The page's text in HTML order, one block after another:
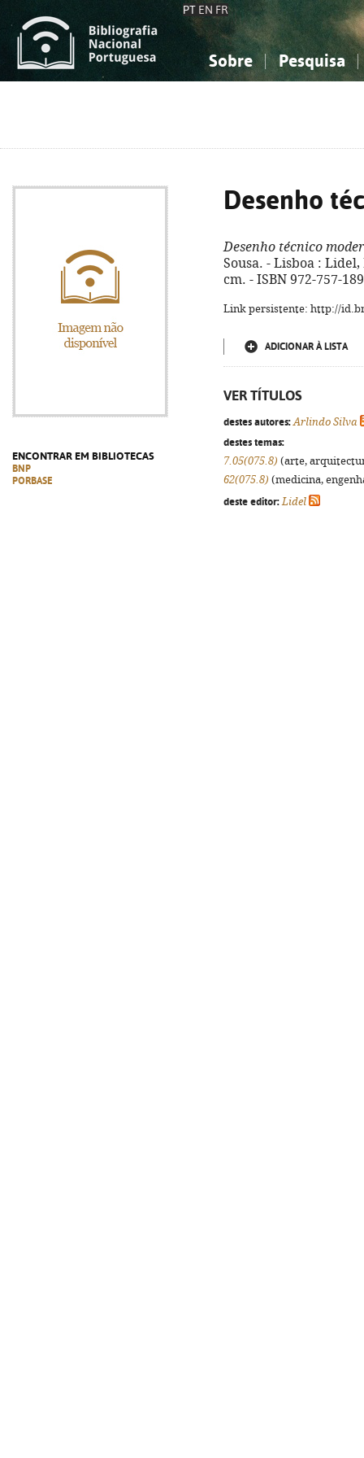
PT EN FR
Sobre Pesquisa
ENCONTRAR EM BIBLIOTECAS
BNP
PORBASE
Desenho
Desenho técnico
Sousa. - Lisboa :
cm. - ISBN 972-757-
Link persistente: http://
ADICIONAR À LISTA
VER TÍTULOS
destes autores: Arlindo Silva
destes temas:
7.05(075.8) (arte,
62(075.8) (medicina,
deste editor: Lidel